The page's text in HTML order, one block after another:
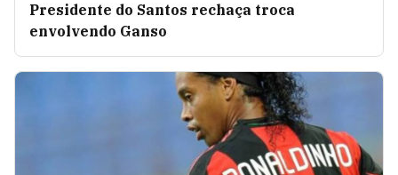
Presidente do Santos rechaça troca
envolvendo Ganso